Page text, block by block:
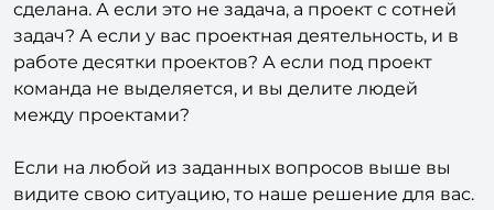
сделана. А если это не задача, а проект с сотней
задач? А если у вас проектная деятельность, и в
работе десятки проектов? А если под проект
команда не выделяется, и вы делите людей
между проектами?
Если на любой из заданных вопросов выше вы
видите свою ситуацию, то наше решение для вас.